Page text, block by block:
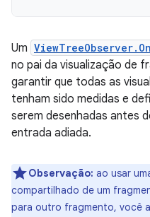
Um
no pai da visualização de
garantir que todas as
tenham sido medidas e
serem desenhadas antes
entrada adiada.
Observação: ao usar
compartilhado de um
para outro fragmento, você